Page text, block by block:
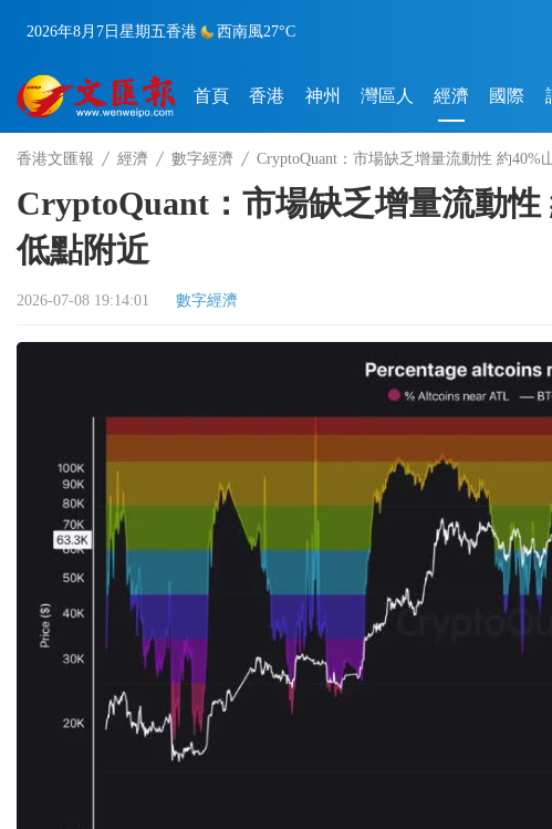
2026年8月7日 星期五香港 西南風27°C
首頁 香港 神州 灣區人 經濟 國際
香港文匯報 經濟 數字經濟 CryptoQuant：市場缺乏增量流動性 約40%
CryptoQuant：市場缺乏增量流動
低點附近
2026-07-08 19:14:01 數字經濟